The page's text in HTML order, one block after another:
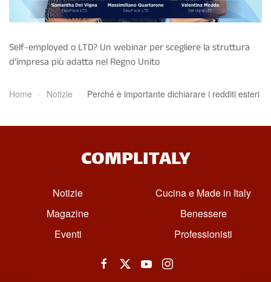
Self-employed o LTD? Un webinar per scegliere la struttura
d’impresa più adatta nel Regno Unito
Home Notizie Perché è importante dichiarare i redditi esteri
COMPLITALY
Notizie
Magazine
Eventi
Cucina e Made in Italy
Benessere
Professionisti